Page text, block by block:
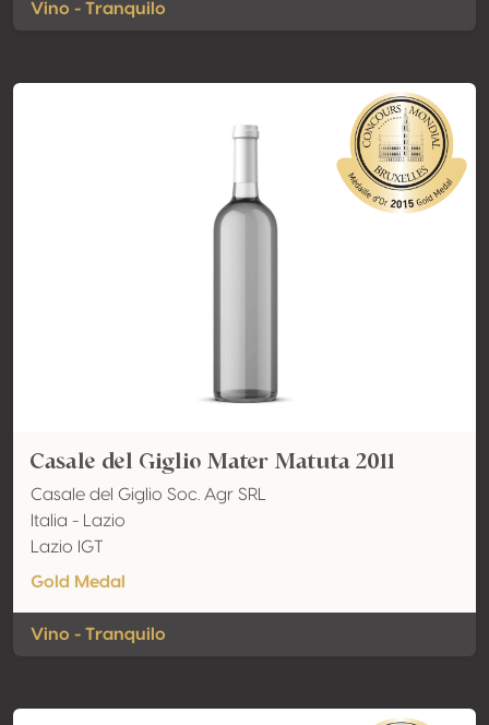
Vino - Tranquilo
Casale del Giglio Mater Matuta 2011
Casale del Giglio Soc. Agr SRL
Italia - Lazio
Lazio IGT
Gold Medal
Vino - Tranquilo